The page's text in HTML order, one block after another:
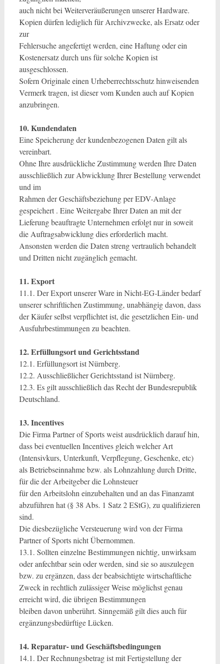
auch nicht bei Weiterveräußerungen unserer Hardware.
Kopien dürfen lediglich für Archivzwecke, als Ersatz oder
zur
Fehlersuche angefertigt werden, eine Haftung oder ein
Kostenersatz durch uns für solche Kopien ist
ausgeschlossen.
Sofern Originale einen Urheberrechtsschutz hinweisenden
Vermerk tragen, ist dieser vom Kunden auch auf Kopien
anzubringen.
10. Kundendaten
Eine Speicherung der kundenbezogenen Daten gilt als
vereinbart.
Ohne Ihre ausdrückliche Zustimmung werden Ihre Daten
ausschließlich zur Abwicklung Ihrer Bestellung verwendet
und im
Rahmen der Geschäftsbeziehung per EDV-Anlage
gespeichert . Eine Weitergabe Ihrer Daten an mit der
Lieferung beauftragte Unternehmen erfolgt nur in soweit
die Auftragsabwicklung dies erforderlich macht.
Ansonsten werden die Daten streng vertraulich behandelt
und Dritten nicht zugänglich gemacht.
11. Export
11.1. Der Export unserer Ware in Nicht-EG-Länder bedarf
unserer schriftlichen Zustimmung, unabhängig davon, dass
der Käufer selbst verpflichtet ist, die gesetzlichen Ein- und
Ausfuhrbestimmungen zu beachten.
12. Erfüllungsort und Gerichtsstand
12.1. Erfüllungsort ist Nürnberg.
12.2. Ausschließlicher Gerichtsstand ist Nürnberg.
12.3. Es gilt ausschließlich das Recht der Bundesrepublik
Deutschland.
13. Incentives
Die Firma Partner of Sports weist ausdrücklich darauf hin,
dass bei eventuellen Incentives gleich welcher Art
(Intensivkurs, Unterkunft, Verpflegung, Geschenke, etc)
als Betriebseinnahme bzw. als Lohnzahlung durch Dritte,
für die der Arbeitgeber die Lohnsteuer
für den Arbeitslohn einzubehalten und an das Finanzamt
abzuführen hat (§ 38 Abs. 1 Satz 2 EStG), zu qualifizieren
sind.
Die diesbezügliche Versteuerung wird von der Firma
Partner of Sports nicht Übernommen.
13.1. Sollten einzelne Bestimmungen nichtig, unwirksam
oder anfechtbar sein oder werden, sind sie so auszulegen
bzw. zu ergänzen, dass der beabsichtigte wirtschaftliche
Zweck in rechtlich zulässiger Weise möglichst genau
erreicht wird, die übrigen Bestimmungen
bleiben davon unberührt. Sinngemäß gilt dies auch für
ergänzungsbedürftige Lücken.
14. Reparatur- und Geschäftsbedingungen
14.1. Der Rechnungsbetrag ist mit Fertigstellung der